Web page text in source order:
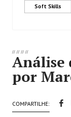
Soft Skills
// // // //
Análise
por
COMPARTILHE: